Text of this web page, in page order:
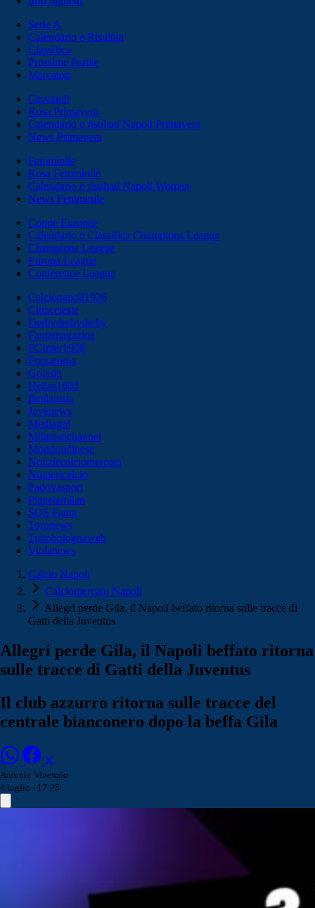
Serie A
Calendario e Risultati
Classifica
Prossime Partite
Marcatori
Giovanili
Rosa Primavera
Calendario e risultati Napoli Primavera
News Primavera
Femminile
Rosa Femminile
Calendario e risultati Napoli Women
News Femminile
Coppe Europee
Calendario e Classifica Champions League
Champions League
Europa League
Conference League
Calcionapoli1926
Cittaceleste
Derbyderbyderby
Fantamagazine
FCInter1908
Forzaroma
Golssip
Hellas1903
Ilmilanista
Juvenews
Mediagol
Milanistichannel
Mondoudinese
Notiziecalciomercato
Numericalcio
Padovasport
Pianetamilan
SOS Fanta
Toronews
Tuttobolognaweb
Violanews
Calcio Napoli
Calciomercato Napoli
Allegri perde Gila, il Napoli beffato ritorna sulle tracce di
Gatti della Juventus
Allegri perde Gila, il Napoli beffato ritorna
sulle tracce di Gatti della Juventus
Il club azzurro ritorna sulle tracce del
centrale bianconero dopo la beffa Gila
Antonio Vivenzio
4 luglio - 17:25